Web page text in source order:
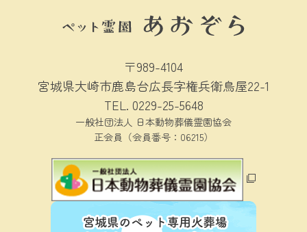
〒989-4104
宮城県大崎市鹿島台広長字権兵衛鳥屋22-1
TEL. 0229-25-5648
一般社団法人 日本動物葬儀霊園協会
正会員（会員番号：06215）